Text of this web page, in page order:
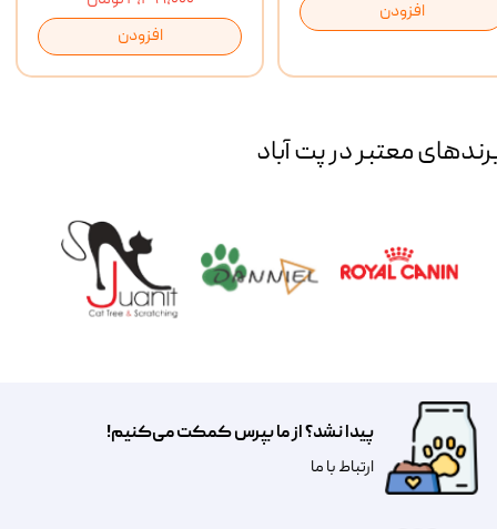
افزودن
افزودن
معتبر در پت آباد
پیدا نشد؟ از ما بپرس کمکت می‌کنیم!
​​​ارتباط با ما